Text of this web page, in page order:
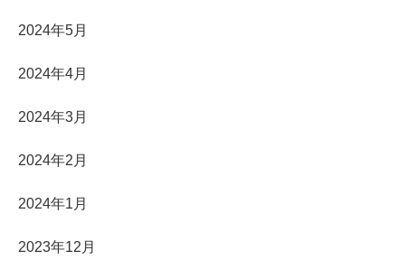
2024年5月
2024年4月
2024年3月
2024年2月
2024年1月
2023年12月